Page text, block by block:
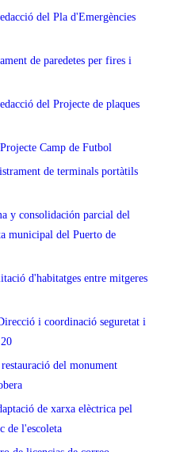
del Pla d'Emergències
de paredetes per fires i
del Projecte de plaques
Camp de Futbol
de terminals portàtils
y consolidación parcial del
municipal del Puerto de
d'habitatges entre mitgeres
i coordinació seguretat i
del monument
de xarxa elèctrica pel
de l'escoleta